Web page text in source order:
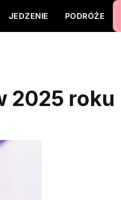
JEDZENIE PODRÓŻE
2025 roku